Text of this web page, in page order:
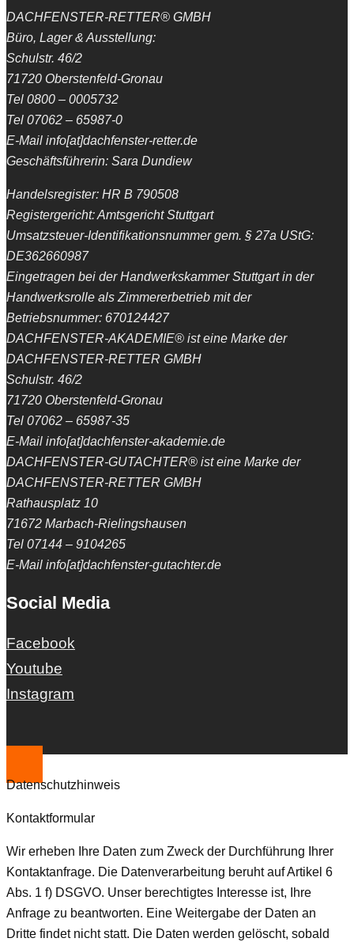
DACHFENSTER-RETTER® GMBH
Büro, Lager & Ausstellung:
Schulstr. 46/2
71720 Oberstenfeld-Gronau
Tel 0800 – 0005732
Tel 07062 – 65987-0
E-Mail info[at]dachfenster-retter.de
Geschäftsführerin: Sara Dundiew
Handelsregister: HR B 790508
Registergericht: Amtsgericht Stuttgart
Umsatzsteuer-Identifikationsnummer gem. § 27a UStG:
DE362660987
Eingetragen bei der Handwerkskammer Stuttgart in der
Handwerksrolle als Zimmererbetrieb mit der
Betriebsnummer: 670124427
DACHFENSTER-AKADEMIE® ist eine Marke der
DACHFENSTER-RETTER GMBH
Schulstr. 46/2
71720 Oberstenfeld-Gronau
Tel 07062 – 65987-35
E-Mail info[at]dachfenster-akademie.de
DACHFENSTER-GUTACHTER® ist eine Marke der
DACHFENSTER-RETTER GMBH
Rathausplatz 10
71672 Marbach-Rielingshausen
Tel 07144 – 9104265
E-Mail info[at]dachfenster-gutachter.de
Social Media
Facebook
Youtube
Instagram
Datenschutzhinweis
Kontaktformular
Wir erheben Ihre Daten zum Zweck der Durchführung Ihrer
Kontaktanfrage. Die Datenverarbeitung beruht auf Artikel 6
Abs. 1 f) DSGVO. Unser berechtigtes Interesse ist, Ihre
Anfrage zu beantworten. Eine Weitergabe der Daten an
Dritte findet nicht statt. Die Daten werden gelöscht, sobald